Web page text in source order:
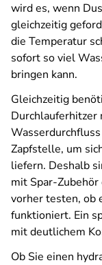
wird es, wenn
gleichzeitig
die Temperatur
sofort so viel
bringen kann.
Gleichzeitig
Durchlauferhitzer
Zapfstelle, um
liefern. Deshalb
mit Spar-
vorher testen, ob
funktioniert. Ein
mit deutlichem
Ob Sie einen